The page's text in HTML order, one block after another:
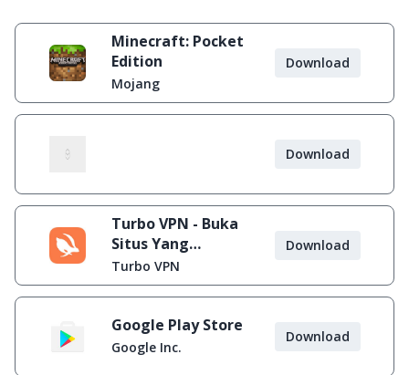
Minecraft: Pocket
Edition
Mojang
Download
Download
Turbo VPN - Buka
Situs Yang
Diblokir
Turbo VPN
Download
Google Play Store
Google Inc.
Download